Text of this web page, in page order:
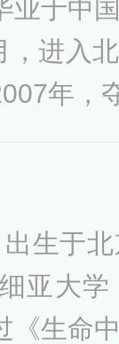
，调
业于中
进入
年，
予的
项。曾
闻》《
目。
生于
亚大
《生命